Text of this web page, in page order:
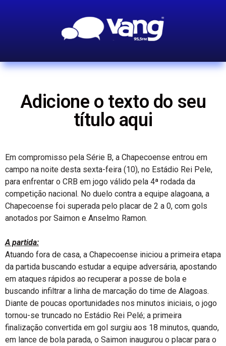
Adicione o texto do seu
título aqui
Em compromisso pela Série B, a Chapecoense entrou em
campo na noite desta sexta-feira (10), no Estádio Rei Pele,
para enfrentar o CRB em jogo válido pela 4ª rodada da
competição nacional. No duelo contra a equipe alagoana, a
Chapecoense foi superada pelo placar de 2 a 0, com gols
anotados por Saimon e Anselmo Ramon.
A partida:
Atuando fora de casa, a Chapecoense iniciou a primeira etapa
da partida buscando estudar a equipe adversária, apostando
em ataques rápidos ao recuperar a posse de bola e
buscando infiltrar a linha de marcação do time de Alagoas.
Diante de poucas oportunidades nos minutos iniciais, o jogo
tornou-se truncado no Estádio Rei Pelé; a primeira
finalização convertida em gol surgiu aos 18 minutos, quando,
em lance de bola parada, o Saimon inaugurou o placar para o